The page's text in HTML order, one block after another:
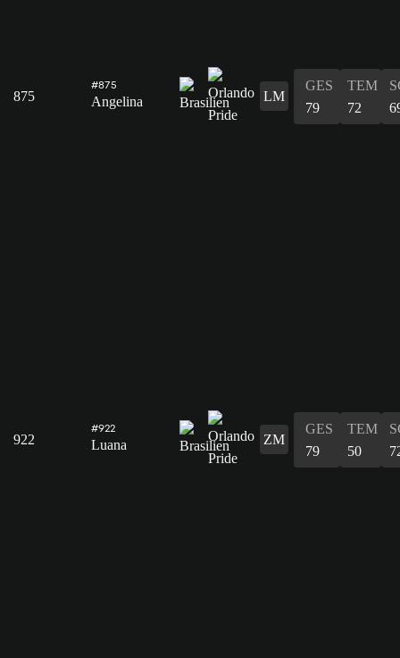
875
#875
Angelina LM
GES
79
TEM
72
922
#922
Luana ZM
GES
79
TEM
50